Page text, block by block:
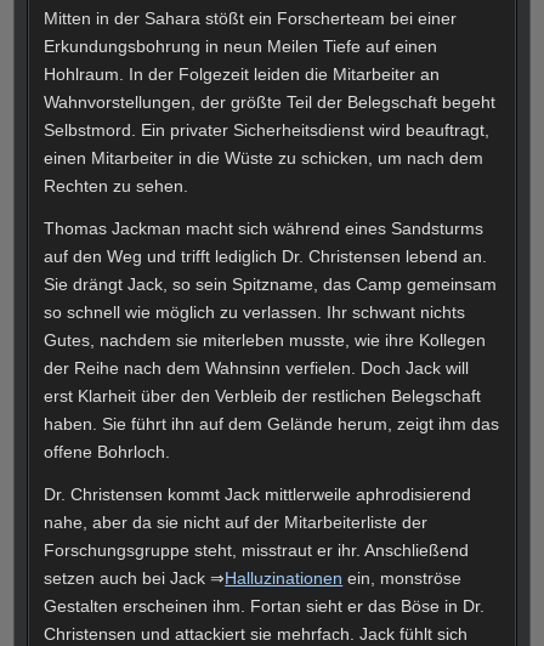
Mitten in der Sahara stößt ein Forscherteam bei einer
Erkundungsbohrung in neun Meilen Tiefe auf einen
Hohlraum. In der Folgezeit leiden die Mitarbeiter an
Wahnvorstellungen, der größte Teil der Belegschaft begeht
Selbstmord. Ein privater Sicherheitsdienst wird beauftragt,
einen Mitarbeiter in die Wüste zu schicken, um nach dem
Rechten zu sehen.
Thomas Jackman macht sich während eines Sandsturms
auf den Weg und trifft lediglich Dr. Christensen lebend an.
Sie drängt Jack, so sein Spitzname, das Camp gemeinsam
so schnell wie möglich zu verlassen. Ihr schwant nichts
Gutes, nachdem sie miterleben musste, wie ihre Kollegen
der Reihe nach dem Wahnsinn verfielen. Doch Jack will
erst Klarheit über den Verbleib der restlichen Belegschaft
haben. Sie führt ihn auf dem Gelände herum, zeigt ihm das
offene Bohrloch.
Dr. Christensen kommt Jack mittlerweile aphrodisierend
nahe, aber da sie nicht auf der Mitarbeiterliste der
Forschungsgruppe steht, misstraut er ihr. Anschließend
setzen auch bei Jack ⇒Halluzinationen ein, monströse
Gestalten erscheinen ihm. Fortan sieht er das Böse in Dr.
Christensen und attackiert sie mehrfach. Jack fühlt sich